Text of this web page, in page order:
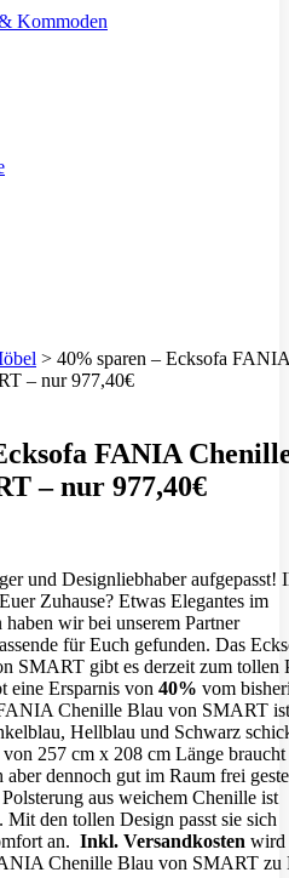
Kommoden
> 40% sparen – Ecksofa FANIA
– nur 977,40€
FANIA
– nur 977,40€
und Designliebhaber aufgepasst!
Zuhause? Etwas Elegantes im
wir bei unserem Partner
für Euch gefunden. Das
SMART gibt es derzeit zum tollen
eine Ersparnis von 40% vom
Chenille Blau von SMART
Hellblau und Schwarz
257 cm x 208 cm Länge braucht
dennoch gut im Raum frei
aus weichem Chenille ist
den tollen Design passt sie sich
an. Inkl. Versandkosten wird
Chenille Blau von SMART zu